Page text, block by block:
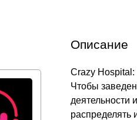
Описание
Crazy Hospital:
Чтобы
деятельности
распределять